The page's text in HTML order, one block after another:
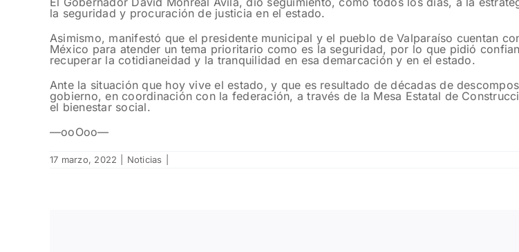
la seguridad y procuración de justicia en el estado.
Asimismo, manifestó que el presidente municipal y el pueblo de Valparaíso cuentan
México para atender un tema prioritario como es la seguridad, por lo que pidió
recuperar la cotidianeidad y la tranquilidad en esa demarcación y en el estado.
Ante la situación que hoy vive el estado, y que es resultado de décadas de
gobierno, en coordinación con la federación, a través de la Mesa Estatal de
el bienestar social.
—ooOoo—
17 marzo, 2022 Noticias